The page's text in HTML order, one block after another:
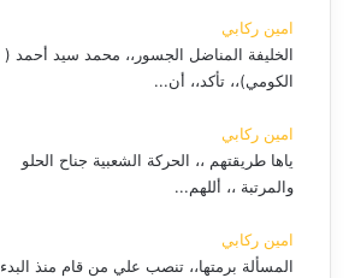
امين ركابي
الخليفة المناضل الجسور،، محمد سيد أحمد (
الكومي)،، تأكد،، أن...
امين ركابي
ياها طريقتهم ،، الحركة الشعبية جناح الحلو
والمرتبة ،، أللهم...
امين ركابي
المسألة برمتها،، تنصب علي من قام منذ البدء